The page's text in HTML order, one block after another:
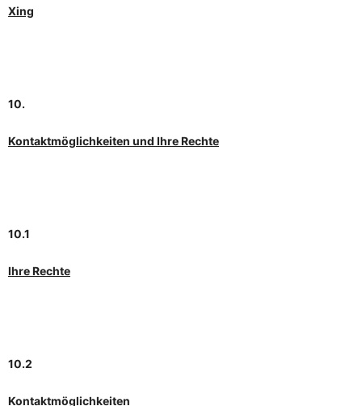
Xing
10.
Kontaktmöglichkeiten und Ihre Rechte
10.1
Ihre Rechte
10.2
Kontaktmöglichkeiten